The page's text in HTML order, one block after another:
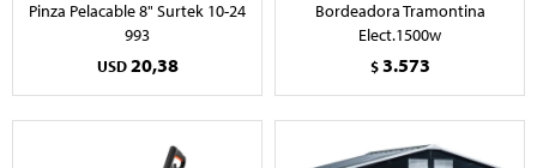
Pinza Pelacable 8" Surtek 10-24
993
USD 20,38
Bordeadora Tramontina
Elect.1500w
$ 3.573